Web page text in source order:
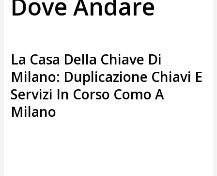
Dove Andare
La Casa Della Chiave Di
Milano: Duplicazione Chiavi E
Servizi In Corso Como A
Milano